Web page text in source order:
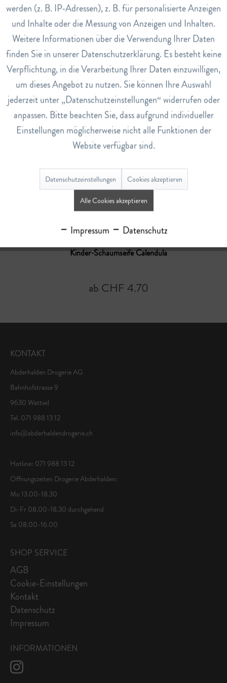
EAN
4007547207004
Lagerbestand
0
Bewertungen
0
Bewertungen lesen, schreiben und diskutieren...mehr
Kinder-Schaumseife Calendula
ab CHF 4.70
KONTAKT
Abderhalden Drogerie AG
Bahnhofstrasse 9
9630 Wattwil
Tel. 071 988 13 12
info@abderhaldendrogerie.ch
Hotline: 071 988 13 12
Öffnungszeiten Drogerie Abderhalden:
Mo 13.00-18.30
Di-Fr 08.00-18.30 durchgehend
Sa 08.00-16.00
SHOP SERVICE
AGB
Cookie-Einstellungen
Kontakt
Datenschutz
Impressum
INFORMATIONEN
Tracking Inaktiv
Service Inaktiv
werden (z. B. IP-Adressen), z. B. für personalisierte Anzeigen
und Inhalte oder die Messung von Anzeigen und Inhalten.
Weitere Informationen über die Verwendung Ihrer Daten
finden Sie in unserer Datenschutzerklärung. Es besteht keine
Verpflichtung, in die Verarbeitung Ihrer Daten einzuwilligen,
um dieses Angebot zu nutzen. Sie können Ihre Auswahl
jederzeit unter „Datenschutzeinstellungen“ widerrufen oder
anpassen. Bitte beachten Sie, dass aufgrund individueller
Einstellungen möglicherweise nicht alle Funktionen der
Website verfügbar sind.
Datenschutzeinstellungen Cookies akzeptieren
Alle Cookies akzeptieren
Impressum Datenschutz